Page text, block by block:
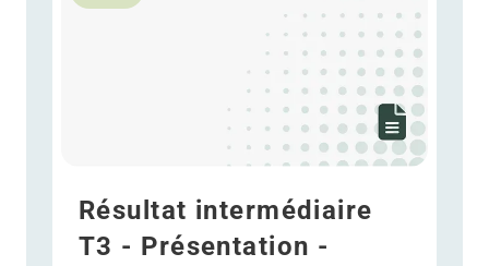
Résultat intermédiaire
T3 - Présentation -